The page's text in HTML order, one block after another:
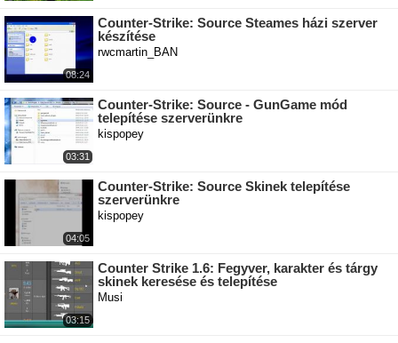
08:24
Counter-Strike: Source Steames házi szerver
készítése
rwcmartin_BAN
03:31
Counter-Strike: Source - GunGame mód
telepítése szerverünkre
kispopey
04:05
Counter-Strike: Source Skinek telepítése
szerverünkre
kispopey
03:15
Counter Strike 1.6: Fegyver, karakter és tárgy
skinek keresése és telepítése
Musi